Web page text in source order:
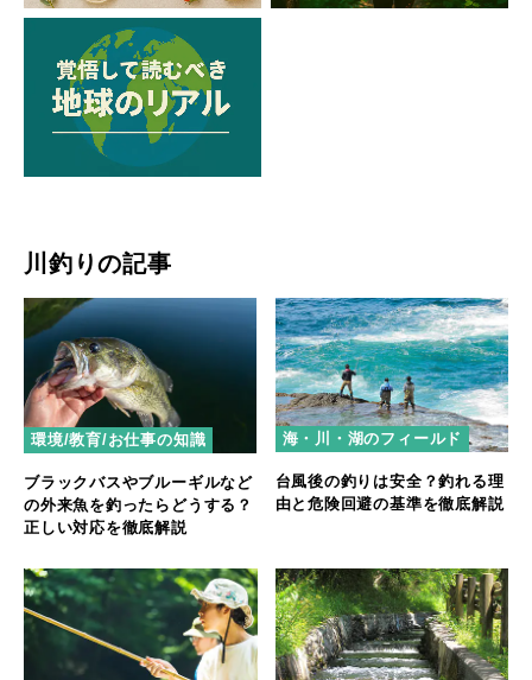
川釣りの記事
環境/教育/お仕事の知識
ブラックバスやブルーギルなど
の外来魚を釣ったらどうする？
正しい対応を徹底解説
海・川・湖のフィールド
台風後の釣りは安全？釣れる理
由と危険回避の基準を徹底解説